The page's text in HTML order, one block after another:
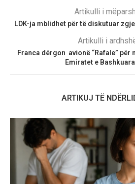
Artikulli i
LDK-ja mblidhet për të diskutuar
Artikulli i
Franca dërgon avionë “Rafale” për
Emiratet e
ARTIKUJ TË